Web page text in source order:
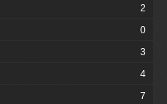
2
0
3
4
7